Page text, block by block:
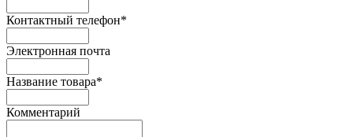
Контактный телефон*
Электронная почта
Название товара*
Комментарий